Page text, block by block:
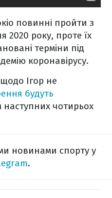
повинні пройти з
2020 року, проте їх
терміни під
коронавірусу.
Ігор не
будуть
наступних чотирьох
новинами спорту у
.